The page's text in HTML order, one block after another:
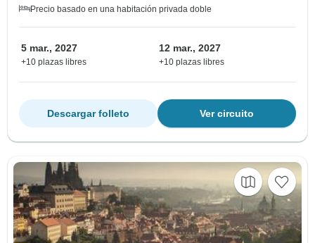
Precio basado en una habitación privada doble
5 mar., 2027
+10 plazas libres
12 mar., 2027
+10 plazas libres
Ver circuito
Descargar folleto